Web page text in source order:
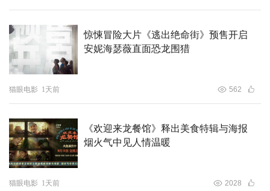
惊悚冒险大片《逃出绝命街》预售开启
安妮海瑟薇直面恐龙围猎
猫眼电影 1天前 562
《欢迎来龙餐馆》释出美食特辑与海报
烟火气中见人情温暖
猫眼电影 1天前 2028